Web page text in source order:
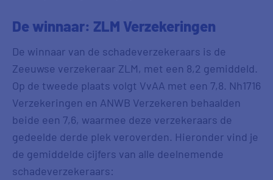
De winnaar: ZLM Verzekeringen
De winnaar van de schadeverzekeraars is de
Zeeuwse verzekeraar ZLM, met een 8,2 gemiddeld.
Op de tweede plaats volgt VvAA met een 7,8. Nh1716
Verzekeringen en ANWB Verzekeren behaalden
beide een 7,6, waarmee deze verzekeraars de
gedeelde derde plek veroverden. Hieronder vind je
de gemiddelde cijfers van alle deelnemende
schadeverzekeraars: